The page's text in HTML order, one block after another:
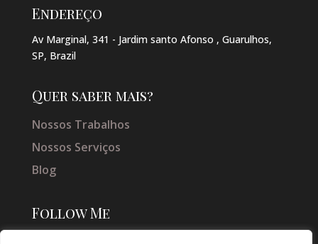
Endereço
Av Marginal, 341 - Jardim santo Afonso , Guarulhos,
SP, Brazil
Quer saber mais?
Nossos Trabalhos
Nossos Serviços
Blog
Follow Me